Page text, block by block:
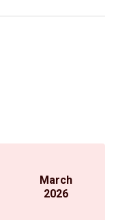
March
2026